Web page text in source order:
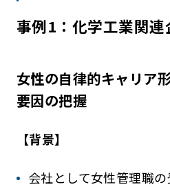
事例1：化学工業関連
女性の自律的キャリア
要因の把握
【背景】
会社として女性管理職